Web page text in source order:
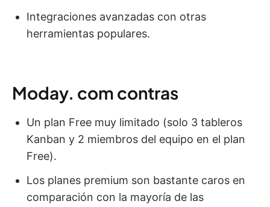
Integraciones avanzadas con otras
herramientas populares.
Moday. com contras
Un plan Free muy limitado (solo 3 tableros
Kanban y 2 miembros del equipo en el plan
Free).
Los planes premium son bastante caros en
comparación con la mayoría de las